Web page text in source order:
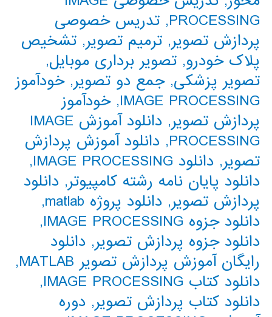
PROCESSING
, تدریس خصوصی
پردازش تصویر, ترمیم تصویر, تشخیص
پلاک خودرو, تصویر برداری موبایل,
تصویر پزشکی,جمع دو تصویر,خودآموز
IMAGE PROCESSING
,خودآموز
پردازش تصویر,
دانلود آموزش IMAGE
PROCESSING
, دانلود آموزش پردازش
تصویر, دانلود IMAGE PROCESSING
,
دانلود پایان نامه رشته کامپیوتر, دانلود
پردازش تصویر, دانلود پروژه matlab
,
دانلود جزوه IMAGE PROCESSING
,
دانلود جزوه پردازش تصویر, دانلود
رایگان آموزش پردازش تصویر MATLAB
,
دانلود کتاب IMAGE PROCESSING
,
دانلود کتاب پردازش تصویر, دوره